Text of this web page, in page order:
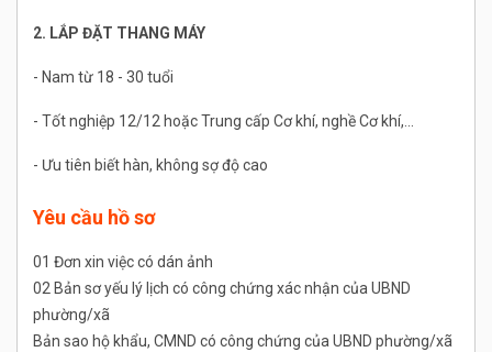
2. LẮP ĐẶT THANG MÁY
- Nam từ 18 - 30 tuổi
- Tốt nghiệp 12/12 hoặc Trung cấp Cơ khí, nghề Cơ khí,...
- Ưu tiên biết hàn, không sợ độ cao
Yêu cầu hồ sơ
01 Đơn xin việc có dán ảnh
02 Bản sơ yếu lý lịch có công chứng xác nhận của UBND
phường/xã
Bản sao hộ khẩu, CMND có công chứng của UBND phường/xã